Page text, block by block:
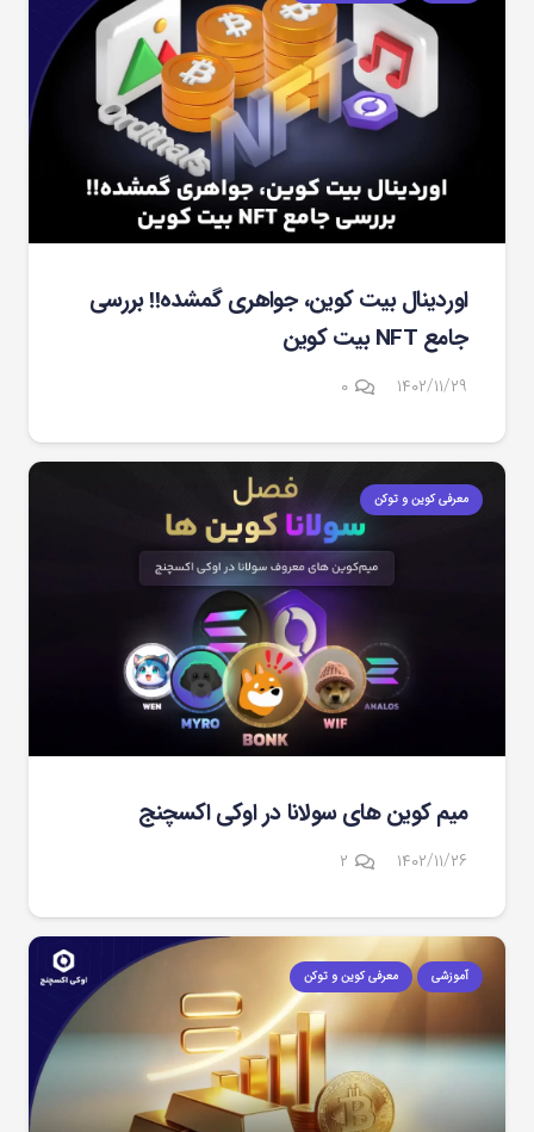
اوردینال بیت کوین، جواهری گمشده!! بررسی
جامع NFT بیت کوین
۱۴۰۲/۱۱/۲۹ ۰
معرفی کوین و توکن
میم کوین های سولانا در اوکی اکسچنج
۱۴۰۲/۱۱/۲۶ ۲دیدگاه
آموزشی معرفی کوین و توکن